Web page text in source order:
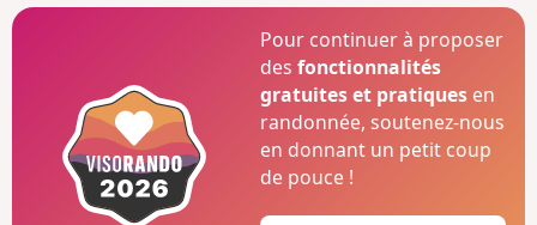
Pour continuer à proposer
desfonctionnalités
gratuites et pratiques en
randonnée, soutenez-nous
en donnant un petit coup
de pouce !